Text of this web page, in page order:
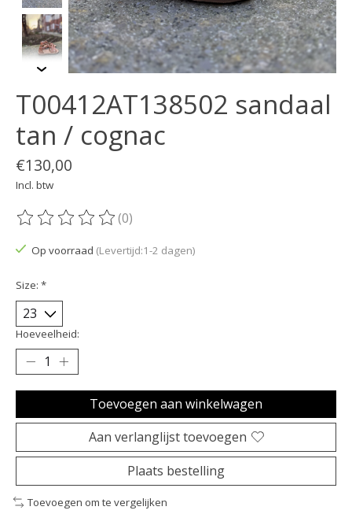
T00412AT138502 sandaal
tan / cognac
€130,00
Incl. btw
De beoordeling van dit product is
(0)
Op voorraad (Levertijd:1-2 dagen)
Size: *
Hoeveelheid:
Toevoegen aan winkelwagen
Aan verlanglijst toevoegen
Plaats bestelling
Toevoegen om te vergelijken